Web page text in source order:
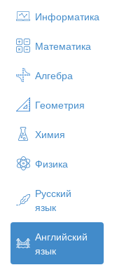
Информатика
Математика
Алгебра
Геометрия
Химия
Физика
Русский
язык
Английский
язык